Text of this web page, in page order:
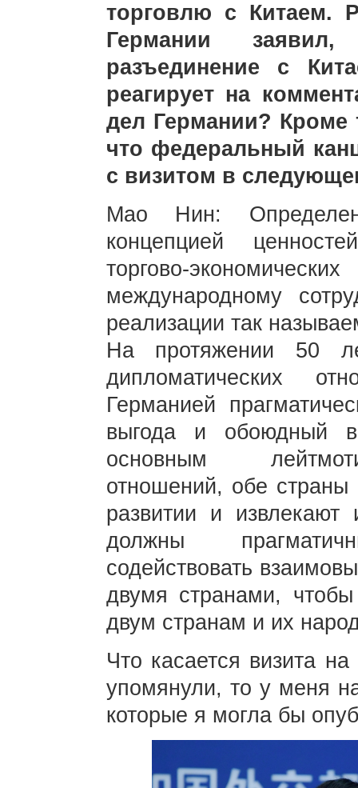
торговлю с Китаем.
Германии
разъединение с
реагирует на
дел Германии? Кроме
что федеральный
с визитом в
Мао Нин:
концепцией
торгово-
международному
реализации так
На протяжении 50
дипломатических
Германией
выгода и обоюдный
основным
отношений, обе страны
развитии и извлекают
должны
содействовать
двумя странами,
двум странам и их
Что касается визита
упомянули, то у меня
которые я могла бы